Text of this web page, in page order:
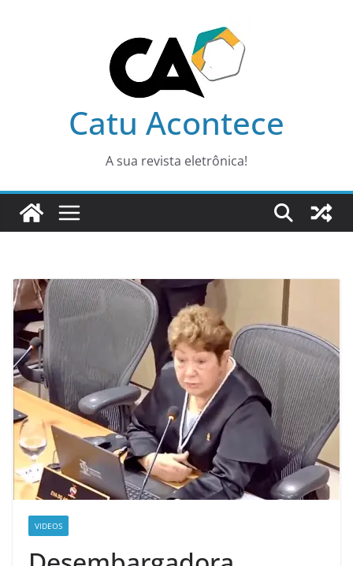
Catu Acontece
A sua revista eletrônica!
VIDEOS